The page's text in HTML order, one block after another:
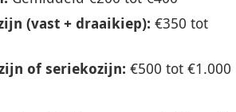
(vast + draaikiep): €350 tot
of seriekozijn: €500 tot €1.000